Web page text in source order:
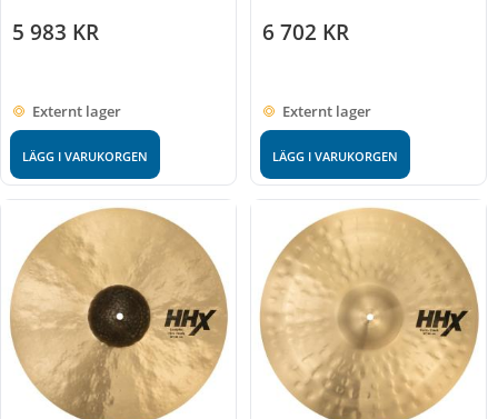
5 983 KR
Externt lager
LÄGG I VARUKORGEN
6 702 KR
Externt lager
LÄGG I VARUKORGEN